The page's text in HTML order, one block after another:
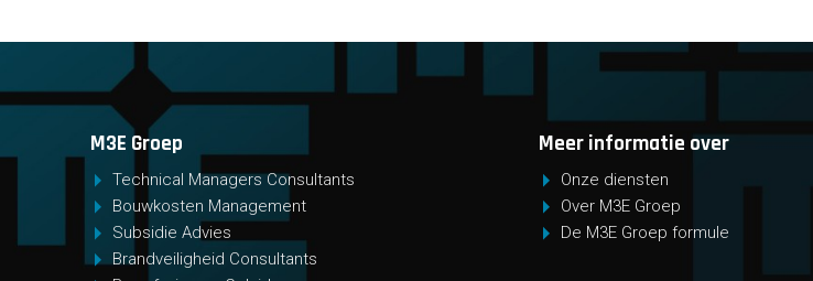
M3E Groep
Technical Managers Consultants
Bouwkosten Management
Subsidie Advies
Brandveiligheid Consultants
Meer informatie over
Onze diensten
Over M3E Groep
De M3E Groep formule